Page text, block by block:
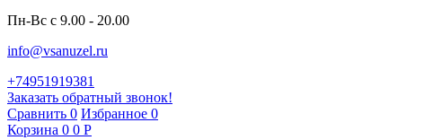
Пн-Вс с 9.00 - 20.00
info@vsanuzel.ru
+74951919381
Заказать обратный звонок!
Сравнить 0 Избранное 0
Корзина 0 0 Р